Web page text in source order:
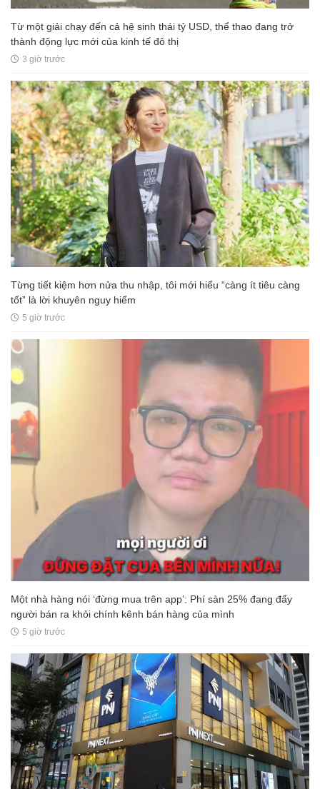
Từ một giải chạy đến cả hệ sinh thái tỷ USD, thể thao đang trở
thành động lực mới của kinh tế đô thị
3 giờ trước
Từng tiết kiệm hơn nửa thu nhập, tôi mới hiểu “càng ít tiêu càng
tốt” là lời khuyên nguy hiểm
5 giờ trước
Một nhà hàng nói ‘đừng mua trên app’: Phí sàn 25% đang đẩy
người bán ra khỏi chính kênh bán hàng của mình
5 giờ trước